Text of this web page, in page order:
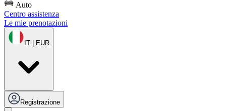
Auto
Centro assistenza
Le mie prenotazioni
IT | EUR
Registrazione